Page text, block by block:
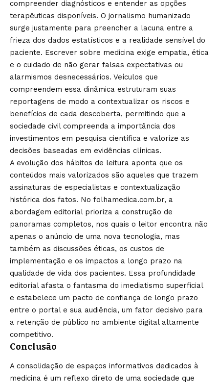
compreender diagnósticos e entender as opções
terapêuticas disponíveis. O jornalismo humanizado
surge justamente para preencher a lacuna entre a
frieza dos dados estatísticos e a realidade sensível do
paciente. Escrever sobre medicina exige empatia, ética
e o cuidado de não gerar falsas expectativas ou
alarmismos desnecessários. Veículos que
compreendem essa dinâmica estruturam suas
reportagens de modo a contextualizar os riscos e
benefícios de cada descoberta, permitindo que a
sociedade civil compreenda a importância dos
investimentos em pesquisa científica e valorize as
decisões baseadas em evidências clínicas.
A evolução dos hábitos de leitura aponta que os
conteúdos mais valorizados são aqueles que trazem
assinaturas de especialistas e contextualização
histórica dos fatos. No folhamedica.com.br, a
abordagem editorial prioriza a construção de
panoramas completos, nos quais o leitor encontra não
apenas o anúncio de uma nova tecnologia, mas
também as discussões éticas, os custos de
implementação e os impactos a longo prazo na
qualidade de vida dos pacientes. Essa profundidade
editorial afasta o fantasma do imediatismo superficial
e estabelece um pacto de confiança de longo prazo
entre o portal e sua audiência, um fator decisivo para
a retenção de público no ambiente digital altamente
competitivo.
Conclusão
A consolidação de espaços informativos dedicados à
medicina é um reflexo direto de uma sociedade que